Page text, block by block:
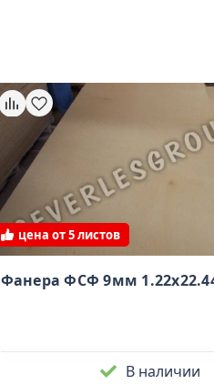
цена от 5 листов
Фанера ФСФ 9мм
В наличии